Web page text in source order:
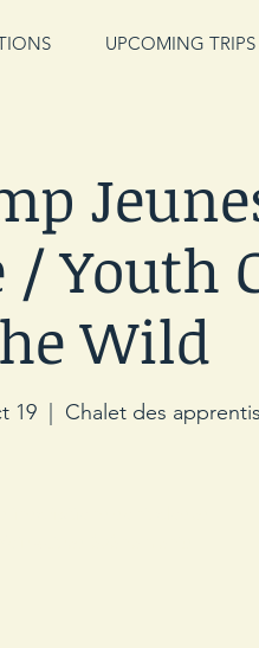
UPCOMING TRIPS
/ Youth
Wild
19
  |
Chalet des apprentis